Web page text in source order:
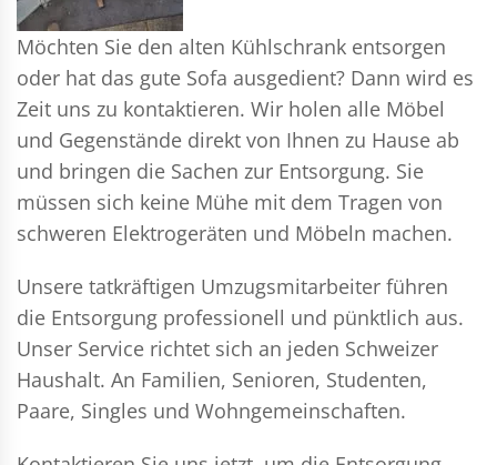
Möchten Sie den alten Kühlschrank entsorgen
oder hat das gute Sofa ausgedient? Dann wird es
Zeit uns zu kontaktieren. Wir holen alle Möbel
und Gegenstände direkt von Ihnen zu Hause ab
und bringen die Sachen zur Entsorgung. Sie
müssen sich keine Mühe mit dem Tragen von
schweren Elektrogeräten und Möbeln machen.
Unsere tatkräftigen Umzugsmitarbeiter führen
die Entsorgung professionell und pünktlich aus.
Unser Service richtet sich an jeden Schweizer
Haushalt. An Familien, Senioren, Studenten,
Paare, Singles und Wohngemeinschaften.